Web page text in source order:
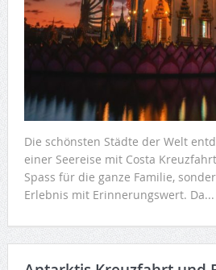
Die schönsten Städte der Welt
einer Seereise mit Costa
Spass für die ganze Familie,
Erlebnis mit Erinnerungswert. Da...